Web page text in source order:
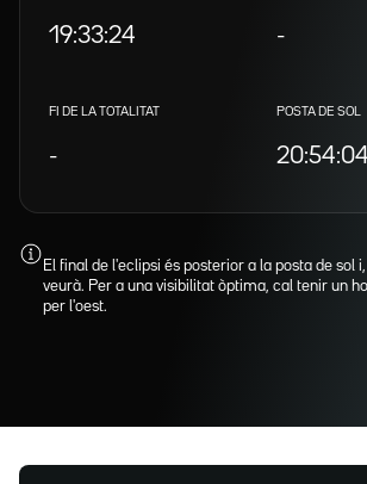
19:33:24 -
FI DE LA TOTALITAT
-
POSTA DE SOL
20:54:04
El final de l'eclipsi és posterior a la posta de sol
veurà. Per a una visibilitat òptima, cal tenir un
per l'oest.